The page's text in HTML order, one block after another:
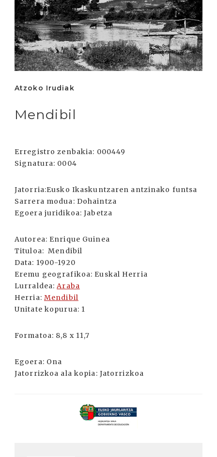
Atzoko Irudiak
Mendibil
Erregistro zenbakia: 000449
Signatura: 0004
Jatorria:Eusko Ikaskuntzaren antzinako funtsa
Sarrera modua: Dohaintza
Egoera juridikoa:Jabetza
Autorea: Enrique Guinea
Tituloa: Mendibil
Data: 1900-1920
Eremu geografikoa: Euskal Herria
Lurraldea: Araba
Herria: Mendibil
Unitate kopurua: 1
Formatoa: 8,8 x 11,7
Egoera: Ona
Jatorrizkoa ala kopia: Jatorrizkoa